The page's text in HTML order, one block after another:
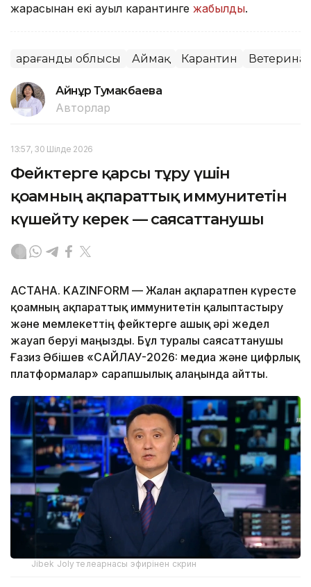
жарасынан екі ауыл карантинге жабылды.
Қарағанды облысы Аймақ Карантин
Айнұр Тумакбаева
Авторлар
13:57, 30 Шілде 2026
Фейктерге қарсы тұру үшін
қоғамның ақпараттық иммунитетін
күшейту керек — саясаттанушы
АСТАНА. KAZINFORM — Жалған ақпаратпен күресте
қоғамның ақпараттық иммунитетін қалыптастыру
және мемлекеттің фейктерге ашық әрі жедел
жауап беруі маңызды. Бұл туралы саясаттанушы
Ғазиз Әбішев «САЙЛАУ-2026: медиа және цифрлық
платформалар» сарапшылық алаңында айтты.
Jibek Joly телеарнасы эфирінен скрин